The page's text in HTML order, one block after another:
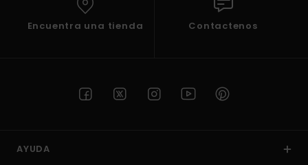
Encuentra una tienda Contactenos
AYUDA